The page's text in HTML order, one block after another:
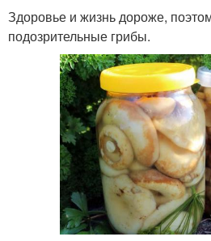
Здоровье и жизнь дороже,
подозрительные грибы.